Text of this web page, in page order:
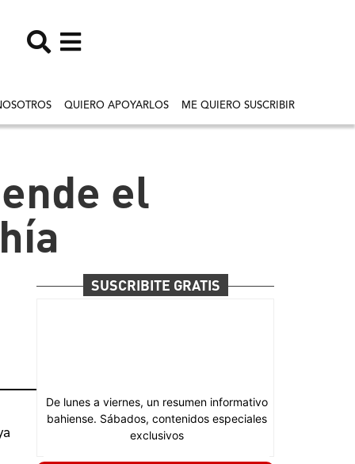
QUIERO APOYARLOS ME QUIERO SUSCRIBIR
el
SUSCRIBITE GRATIS